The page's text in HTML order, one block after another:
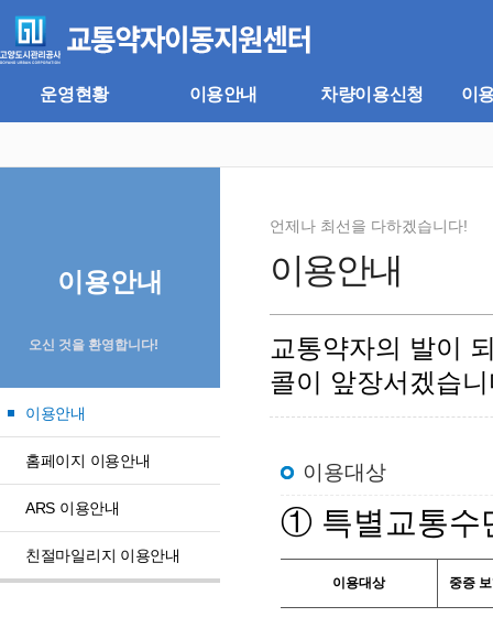
뉴
바
기
바
로
운영현황 이용안내 차량이용신청 이
이용안내
오신 것을 환영합니다!
이용안내
홈페이지 이용안내
ARS 이용안내
친절마일리지 이용안내
이용안내
언제나 최선을 다하겠습니다!
교통약자의 발이
콜이 앞장서겠습
이용대상
① 특별교통수
이용대상 중증